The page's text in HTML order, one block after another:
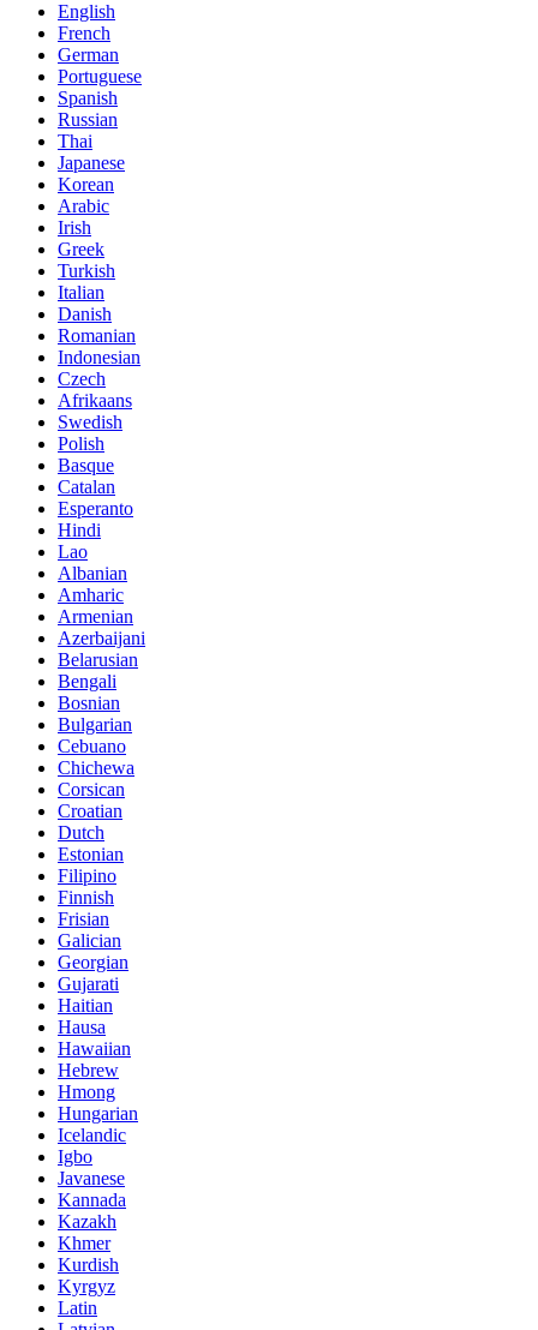
English
French
German
Portuguese
Spanish
Russian
Thai
Japanese
Korean
Arabic
Irish
Greek
Turkish
Italian
Danish
Romanian
Indonesian
Czech
Afrikaans
Swedish
Polish
Basque
Catalan
Esperanto
Hindi
Lao
Albanian
Amharic
Armenian
Azerbaijani
Belarusian
Bengali
Bosnian
Bulgarian
Cebuano
Chichewa
Corsican
Croatian
Dutch
Estonian
Filipino
Finnish
Frisian
Galician
Georgian
Gujarati
Haitian
Hausa
Hawaiian
Hebrew
Hmong
Hungarian
Icelandic
Igbo
Javanese
Kannada
Kazakh
Khmer
Kurdish
Kyrgyz
Latin